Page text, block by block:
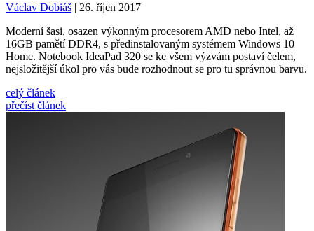
Václav Dobiáš | 26. říjen 2017
Moderní šasi, osazen výkonným procesorem AMD nebo Intel, až
16GB pamětí DDR4, s předinstalovaným systémem Windows 10
Home. Notebook IdeaPad 320 se ke všem výzvám postaví čelem,
nejsložitější úkol pro vás bude rozhodnout se pro tu správnou barvu.
celý článek
přečíst článek